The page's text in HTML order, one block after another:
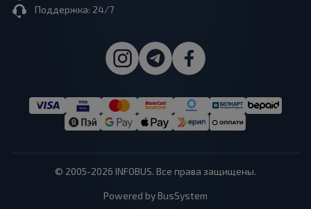
Поддержка: 24/7
© 2005-2026 INFOBUS. Все права защищены.
Powered by BusSystem